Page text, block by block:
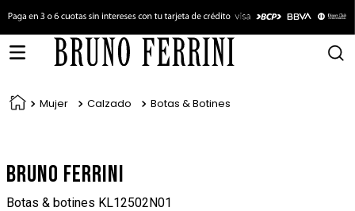
Mujer Calzado Botas & Botines
Bruno Ferrini
Botas & botines KL12502N01